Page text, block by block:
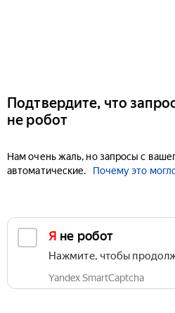
Подтвердите, что
не робот
Нам очень жаль, но запросы с
автоматические.
Почему это
Я не робот
Нажмите, чтобы
Yandex SmartCaptcha